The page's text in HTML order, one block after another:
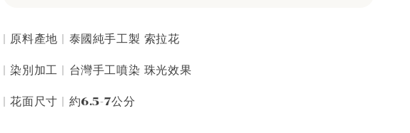
| 原料產地 | 泰國純手工製 索拉花
| 染別加工 | 台灣手工噴染 珠光效果
| 花面尺寸 | 約6.5-7公分